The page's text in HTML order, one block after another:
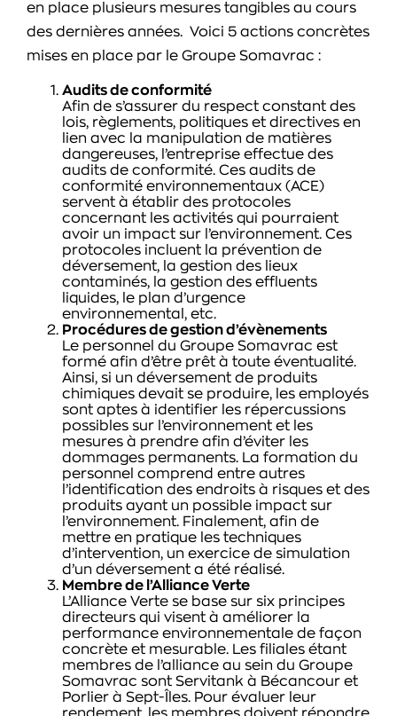
en place plusieurs mesures tangibles au cours
des dernières années. Voici 5 actions concrètes
mises en place par le Groupe Somavrac :
Audits de conformité
Afin de s’assurer du respect constant des
lois, règlements, politiques et directives en
lien avec la manipulation de matières
dangereuses, l’entreprise effectue des
audits de conformité. Ces audits de
conformité environnementaux (ACE)
servent à établir des protocoles
concernant les activités qui pourraient
avoir un impact sur l’environnement. Ces
protocoles incluent la prévention de
déversement, la gestion des lieux
contaminés, la gestion des effluents
liquides, le plan d’urgence
environnemental, etc.
Procédures de gestion d’évènements
Le personnel du Groupe Somavrac est
formé afin d’être prêt à toute éventualité.
Ainsi, si un déversement de produits
chimiques devait se produire, les employés
sont aptes à identifier les répercussions
possibles sur l’environnement et les
mesures à prendre afin d’éviter les
dommages permanents. La formation du
personnel comprend entre autres
l’identification des endroits à risques et des
produits ayant un possible impact sur
l’environnement. Finalement, afin de
mettre en pratique les techniques
d’intervention, un exercice de simulation
d’un déversement a été réalisé.
Membre de l’Alliance Verte
L’Alliance Verte se base sur six principes
directeurs qui visent à améliorer la
performance environnementale de façon
concrète et mesurable. Les filiales étant
membres de l’alliance au sein du Groupe
Somavrac sont Servitank à Bécancour et
Porlier à Sept-Îles. Pour évaluer leur